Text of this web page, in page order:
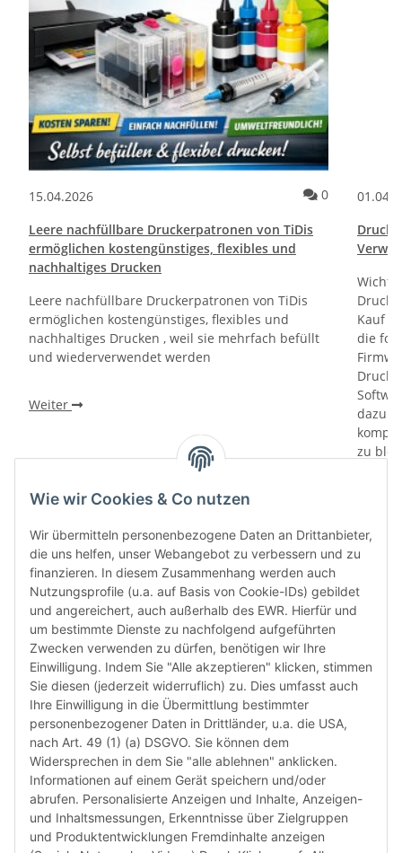
15.04.2026 Kommentare
0
Leere nachfüllbare Druckerpatronen von TiDis
ermöglichen kostengünstiges, flexibles und
nachhaltiges Drucken
Leere nachfüllbare Druckerpatronen von TiDis
ermöglichen kostengünstiges, flexibles und
nachhaltiges Drucken , weil sie mehrfach befüllt
und wiederverwendet werden
Weiter
Kauf
die
dazu
zu
„6-
das
Wie wir Cookies & Co nutzen
Wir übermitteln personenbezogene Daten an Drittanbieter,
die uns helfen, unser Webangebot zu verbessern und zu
finanzieren. In diesem Zusammenhang werden auch
Nutzungsprofile (u.a. auf Basis von Cookie-IDs) gebildet
und angereichert, auch außerhalb des EWR. Hierfür und
um bestimmte Dienste zu nachfolgend aufgeführten
Zwecken verwenden zu dürfen, benötigen wir Ihre
Einwilligung. Indem Sie "Alle akzeptieren" klicken, stimmen
Sie diesen (jederzeit widerruflich) zu. Dies umfasst auch
Ihre Einwilligung in die Übermittlung bestimmter
personenbezogener Daten in Drittländer, u.a. die USA,
nach Art. 49 (1) (a) DSGVO. Sie können dem
Widersprechen in dem Sie "alle ablehnen" anklicken.
Informationen auf einem Gerät speichern und/oder
abrufen. Personalisierte Anzeigen und Inhalte, Anzeigen-
und Inhaltsmessungen, Erkenntnisse über Zielgruppen
und Produktentwicklungen Fremdinhalte anzeigen